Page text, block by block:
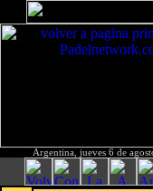
Argentina, jueves 6 de